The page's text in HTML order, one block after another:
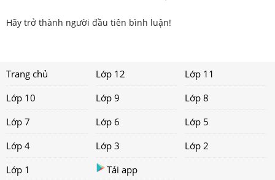
Hãy trở thành người đầu tiên bình luận!
Trang chủ Lớp 12
Lớp 11
Lớp 10
Lớp 9
Lớp 8
Lớp 7
Lớp 6
Lớp 5
Lớp 4
Lớp 3
Lớp 2
Lớp 1
Tải app